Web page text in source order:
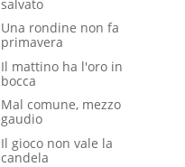
salvato
Una rondine non fa
primavera
Il mattino ha l'oro in
bocca
Mal comune, mezzo
gaudio
Il gioco non vale la
candela